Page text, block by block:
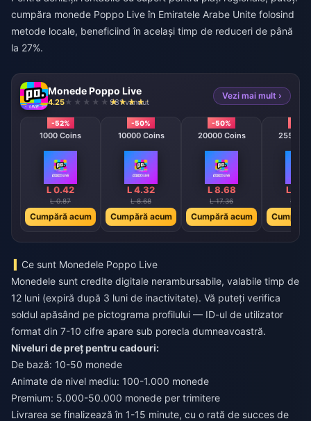
cumpăra monede Poppo Live în Emiratele Arabe Unite folosind
metode locale, beneficiind în același timp de reduceri de până
la 27%.
Monede Poppo Live
4.25 981 vândut
Vezi mai mult ›
-52%
1000 Coins
L 0.42
L 0.87
Cumpără acum
-50%
10000 Coins
L 4.32
L 8.68
Cumpără acum
-50%
20000 Coins
L 8.68
L 17.36
Cumpără acum
25500
L
L
Cumpără
Ce sunt Monedele Poppo Live
Monedele sunt credite digitale nerambursabile, valabile timp de
12 luni (expiră după 3 luni de inactivitate). Vă puteți verifica
soldul apăsând pe pictograma profilului — ID-ul de utilizator
format din 7-10 cifre apare sub porecla dumneavoastră.
Niveluri de preț pentru cadouri:
De bază: 10-50 monede
Animate de nivel mediu: 100-1.000 monede
Premium: 5.000-50.000 monede per trimitere
Livrarea se finalizează în 1-15 minute, cu o rată de succes de